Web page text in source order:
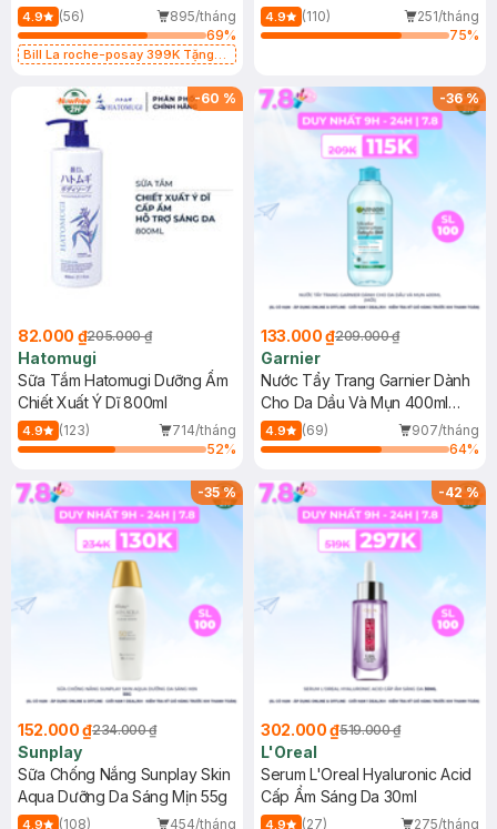
Dụng 40ml
4.9 (56)
895/tháng
69%
Bill La roche-posay 399K Tặng
(SL có hạn)
40ml
4.9 (110)
251/tháng
75%
-60 %
82.000 ₫205.000 ₫
Hatomugi
Sữa Tắm Hatomugi Dưỡng Ẩm
Chiết Xuất Ý Dĩ 800ml
4.9 (123)
714/tháng
52%
-36%
133.000 ₫209.000 ₫
Garnier
Nước Tẩy Trang Garnier Dành
Cho Da Dầu Và Mụn 400ml
(Mới)
4.9 (69)
907/tháng
64%
-35%
152.000 ₫234.000 ₫
Sunplay
Sữa Chống Nắng Sunplay Skin
Aqua Dưỡng Da Sáng Mịn 55g
4.9 (108)
454/tháng
-42%
302.000 ₫519.000 ₫
L'Oreal
Serum L'Oreal Hyaluronic Acid
Cấp Ẩm Sáng Da 30ml
4.9 (27)
275/tháng